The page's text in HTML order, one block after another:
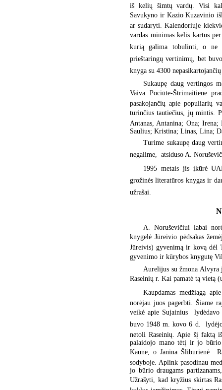
iš kelių šimtų vardų. Visi
Savukyno ir Kazio Kuzavinio
ar sudaryti. Kalendoriuje
vardas minimas kelis kartus per
kurią galima tobulinti, o ne
prieštaringų vertinimų, bet
knyga su 4300
Sukaupę daug vertingos
Vaiva Pociūte-Štrimaitiene
pasakojančių apie populiarių
turinčius tautiečius, jų mintis.
Antanas, Antanina; Ona;
Saulius; Kristina; Linas, Lina;
Turime sukaupę daug
negalime,  atsiduso A.
1995 metais jis įkūrė
grožinės literatūros knygas ir
užrašai.
A. Noruševičiui labai
knygelė Jūreivio pėdsakas
Jūreivis) gyvenimą ir kovą dėl
gyvenimo ir kūrybos knygutę
Aurelijus su žmona Alvyra
Raseinių r. Kai pamatė tą vietą
Kaupdamas medžiagą
norėjau juos pagerbti. Šiame
veikė apie Sujainius 
buvo 1948 m. kovo 6 d. 
netoli Raseinių. Apie šį faktą
palaidojo mano tėtį ir jo būrio
Kaune, o Janina Šliburienė 
sodyboje. Aplink pasodinau
jo būrio draugams
Užrašyti, kad kryžius skirtas